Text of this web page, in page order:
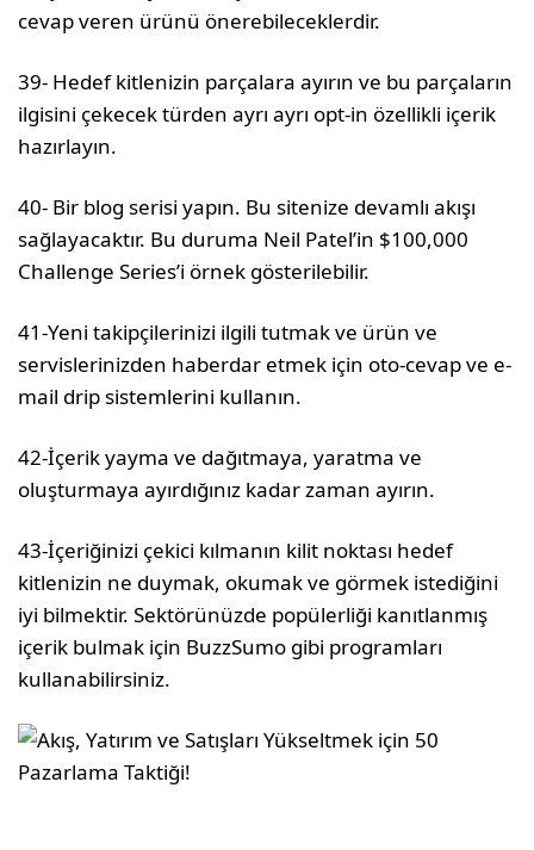
cevap veren ürünü önerebileceklerdir.
39- Hedef kitlenizin parçalara ayırın ve bu parçaların
ilgisini çekecek türden ayrı ayrı opt-in özellikli içerik
hazırlayın.
40- Bir blog serisi yapın. Bu sitenize devamlı akışı
sağlayacaktır. Bu duruma Neil Patel’in $100,000
Challenge Series’i örnek gösterilebilir.
41-Yeni takipçilerinizi ilgili tutmak ve ürün ve
servislerinizden haberdar etmek için oto-cevap ve e-
mail drip sistemlerini kullanın.
42-İçerik yayma ve dağıtmaya, yaratma ve
oluşturmaya ayırdığınız kadar zaman ayırın.
43-İçeriğinizi çekici kılmanın kilit noktası hedef
kitlenizin ne duymak, okumak ve görmek istediğini
iyi bilmektir. Sektörünüzde popülerliği kanıtlanmış
içerik bulmak için BuzzSumo gibi programları
kullanabilirsiniz.